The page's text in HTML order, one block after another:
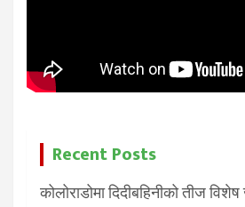
Recent Posts
कोलोराडोमा दिदीबहिनीको तीज